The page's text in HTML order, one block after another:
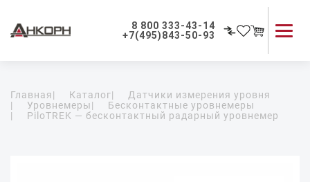
8 800 333-43-14
+7(495)843-50-93
Применение приборов
Как мы работаем
Главная| Каталог|
Датчики измерения уровня
|
Уровнемеры|
Бесконтактные уровнемеры
|
PiloTREK — бесконтактный радарный уровнемер